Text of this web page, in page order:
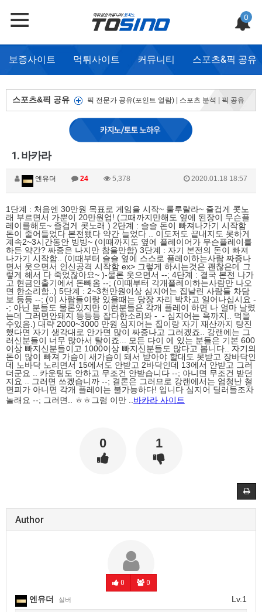
0
보증사이트 먹튀사이트 커뮤니티 스포츠&픽 공유
스포츠&픽 공유 픽 전문가 공유(포인트 열람) 스포츠 분석 픽 공유
1. 바카라
엔유더 24 5,378 2020.01.18 18:57
1단계 : 처음엔 30만원 목표로 게임을 시작~ 룰루랄라~ 즐겁게 콧노
래 부르면서 가뿐이 20만원업! (그때까지만해도 옆에 된장이 무슨플
레이를해도~ 즐겁게 콧노래 ) 2단계 : 슬슬 돈이 빠져나가기 시작함
돈이 줄어들었다 본전됐다 약간 늘었다 .. 이도저도 끝내지도 못하게
계속2~3시간동안 빙빙~ (이떄까지도 옆에 플레이어가 무슨플레이를
하든 약간? 짜증은 나지만 참을만함) 3단계 : 자기 본전의 돈이 빠져
나가기 시작함.. (이때부터 슬슬 옆에 스스로 플레이하는사람 짜증나
면서 웃으면서 인신공격 시작함 ex> 그렇게 하시는것은 괜찮은데 그
렇게 해서 다 죽었잖아요~ )-물론 웃으면서 --; 4단계 : 결국 본전 나가
고 현금인출기에서 돈빼옴 --; (이때부터 각개플레이하는사람만 나오
면 한소리함..) 5단계 : 2~3천만원이상 심지어는 집날린 사람들 차담
보 등등 --; (이 사람들이랑 있을때는 당장 자리 박차고 일어나십시요 -
-; 아닌 분들도 물론있지만 이런분들은 각개 플레이 하면 나 얼마 날렸
는데 그러면안돼지 등등등 잡다한소리와 -_- 심지어는 욕까지.. 먹을
수있음.) 대략 2000~3000 만원 심지어는 집이랑 자기 재산까지 탕진
했다면 자기 생각대로 안가면 많이 짜증나고 그러겠죠.. 강랜에는 그
러신분들이 너무 많아서 탈이죠... 모든 다이 에 있는 분들은 기본 600
이상 빠지신분들이고 1000이상 빠지신분들도 많다고 봅니다.. 자기의
돈이 많이 빠져 가슴이 새가슴이 돼서 받아야 할대도 못받고 장바닥인
데 노바닥 노리면서 15에서도 안받고 2바닥인데 13에서 안받고 그러
더군요 .. 카운팅도 안하고 무조건 안받습니다 --; 아니면 무조건 받던
지요 .. 그러면 쓰겠습니까 --; 결론은 그러므로 강랜에서는 엄청난 철
면피가 아니면 각개 플레이는 불가능하다! 입니다 심지어 딜러들조차
놀래요 --; 그러면.. ㅎㅎ그럼 이만 .. 바카라 사이트
0 1
Author
0 0
Lv.1
엔유더 실버